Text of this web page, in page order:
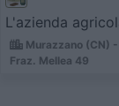
L'azienda
Murazzano (CN) -
Fraz. Mellea 49